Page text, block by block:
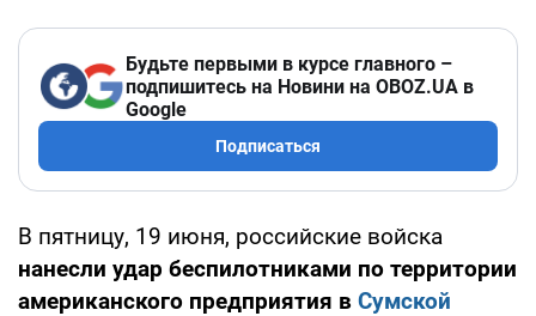
Будьте первыми в курсе главного –
подпишитесь на Новини на OBOZ.UA в
Google
Подписаться
В пятницу, 19 июня, российские войска
нанесли удар беспилотниками по территории
американского предприятия в Сумской